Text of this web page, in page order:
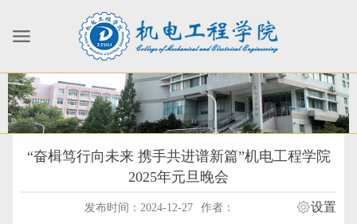
“奋楫笃行向未来 携手共进谱新篇”机电工程学院
2025年元旦晚会
发布时间：2024-12-27 作者： 设置